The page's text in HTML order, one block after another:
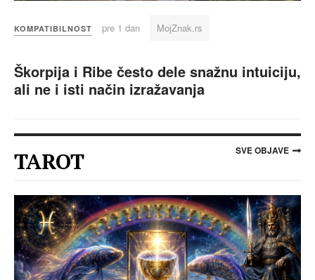
KOMPATIBILNOST pre 1 dan MojZnak.rs
Škorpija i Ribe često dele snažnu intuiciju,
ali ne i isti način izražavanja
TAROT SVE OBJAVE